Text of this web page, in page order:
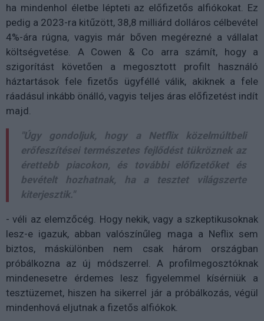
ha mindenhol életbe lépteti az előfizetős alfiókokat. Ez
pedig a 2023-ra kitűzött, 38,8 milliárd dolláros célbevétel
4%-ára rúgna, vagyis már bőven megérezné a vállalat
költségvetése. A Cowen & Co arra számít, hogy a
szigorítást követően a megosztott profilt használó
háztartások fele fizetős ügyféllé válik, akiknek a fele
ráadásul inkább önálló, vagyis teljes áras előfizetést indít
majd.
"Úgy gondoljuk, hogy a Netflix közelmúltbeli
erőfeszítései természetes fejlődést tükröznek az
érettebb piacokon, és további előfizetőket és
bevételt hozhatnak, ha a tesztet világszerte
kiterjesztik."
- véli az elemzőcég. Hogy nekik, vagy a szkeptikusoknak
lesz-e igazuk, abban valószínűleg maga a Neflix sem
biztos, máskülönben nem csak három országban
próbálkozna az új módszerrel. A profilmegosztóknak
mindenesetre érdemes lesz figyelemmel kísérniük a
tesztüzemet, hiszen ha sikerrel jár a próbálkozás, végül
mindenhová eljutnak a fizetős alfiókok.